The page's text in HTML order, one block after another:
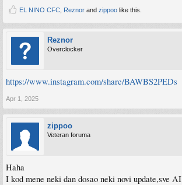
EL NINO CFC Reznor and zippoo like this.
Reznor
Overclocker
https://www.instagram.com/share/BAWBS2PEDs
Apr 1, 2025
zippoo
Veteran foruma
Haha
I kod mene neki dan dosao neki novi update,sve AI